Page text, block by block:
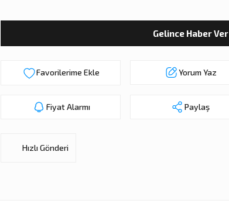
Gelince Haber Ver
Yorum Yaz
Fiyat Alarmı Paylaş
Hızlı Gönderi